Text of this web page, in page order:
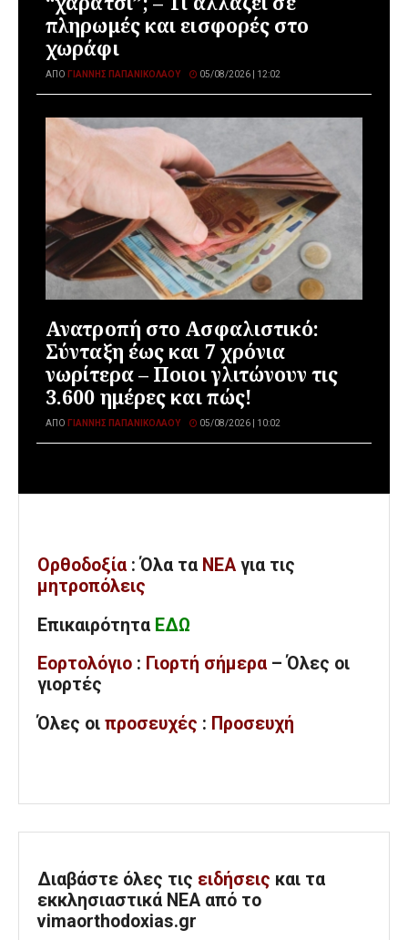
πληρωμές και εισφορές στο
χωράφι
ΑΠΌ ΓΙΆΝΝΗΣ ΠΑΠΑΝΙΚΟΛΆΟΥ 05/08/2026 | 12:02
Ανατροπή στο Ασφαλιστικό:
Σύνταξη έως και 7 χρόνια
νωρίτερα – Ποιοι γλιτώνουν τις
3.600 ημέρες και πώς!
ΑΠΌ ΓΙΆΝΝΗΣ ΠΑΠΑΝΙΚΟΛΆΟΥ 05/08/2026 | 10:02
Ορθοδοξία : Όλα τα ΝΕΑ για τις
μητροπόλεις
Επικαιρότητα ΕΔΩ
Εορτολόγιο : Γιορτή σήμερα – Όλες οι
γιορτές
Όλες οι προσευχές : Προσευχή
Διαβάστε όλες τις ειδήσεις και τα
εκκλησιαστικά ΝΕΑ από το
vimaorthodoxias.gr